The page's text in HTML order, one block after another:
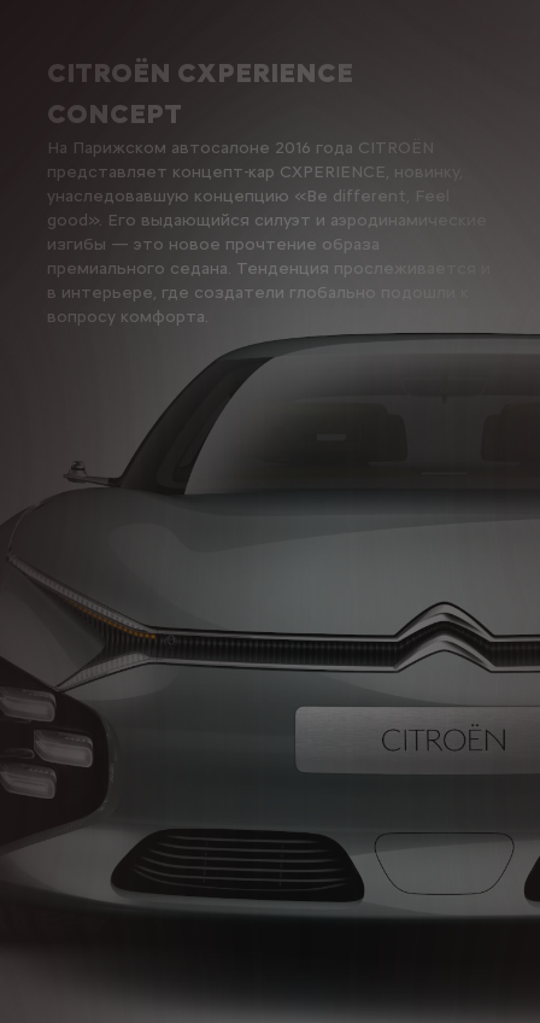
CITROËN CXPERIENCE
CONCEPT
На Парижском автосалоне 2016 года CITROËN
представляет концепт-кар CXPERIENCE, новинку,
унаследовавшую концепцию «Be different, Feel
good». Его выдающийся силуэт и аэродинамические
изгибы — это новое прочтение образа
премиального седана. Тенденция прослеживается и
в интерьере, где создатели глобально подошли к
вопросу комфорта.